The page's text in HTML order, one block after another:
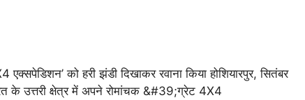
को हरी झंडी दिखाकर रवाना किया होशियारपुर, सितंबर
के उत्तरी क्षेत्र में अपने रोमांचक &#39;ग्रेट 4X4